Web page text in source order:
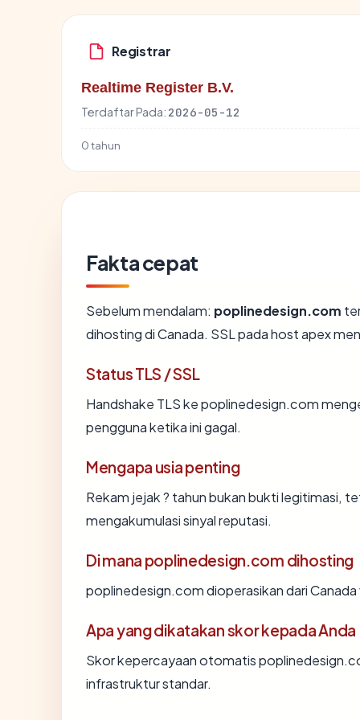
Registrar
Realtime Register B.V.
Terdaftar Pada: 2026-05-12
0 tahun
Fakta cepat
Sebelum mendalam: poplinedesign.com
dihosting di Canada. SSL pada host apex
Status TLS / SSL
Handshake TLS ke poplinedesign.com
pengguna ketika ini gagal.
Mengapa usia penting
Rekam jejak ? tahun bukan bukti legitimasi,
mengakumulasi sinyal reputasi.
Di mana poplinedesign.com dihosting
poplinedesign.com dioperasikan dari
Apa yang dikatakan skor kepada Anda
Skor kepercayaan otomatis
infrastruktur standar.